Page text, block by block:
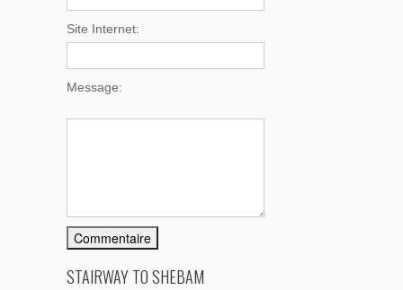
Site Internet:
Message:
STAIRWAY TO SHEBAM